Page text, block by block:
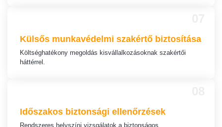
Külsős munkavédelmi szakértő biztosítása
Költséghatékony megoldás kisvállalkozásoknak szakértői
háttérrel.
Időszakos biztonsági ellenőrzések
Rendszeres helyszíni vizsgálatok a biztonságos